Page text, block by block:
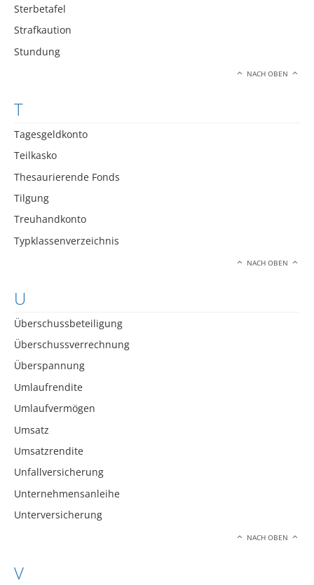
Sterbetafel
Strafkaution
Stundung
NACH OBEN
T
Tagesgeldkonto
Teilkasko
Thesaurierende Fonds
Tilgung
Treuhandkonto
Typklassenverzeichnis
NACH OBEN
U
Überschussbeteiligung
Überschussverrechnung
Überspannung
Umlaufrendite
Umlaufvermögen
Umsatz
Umsatzrendite
Unfallversicherung
Unternehmensanleihe
Unterversicherung
NACH OBEN
V